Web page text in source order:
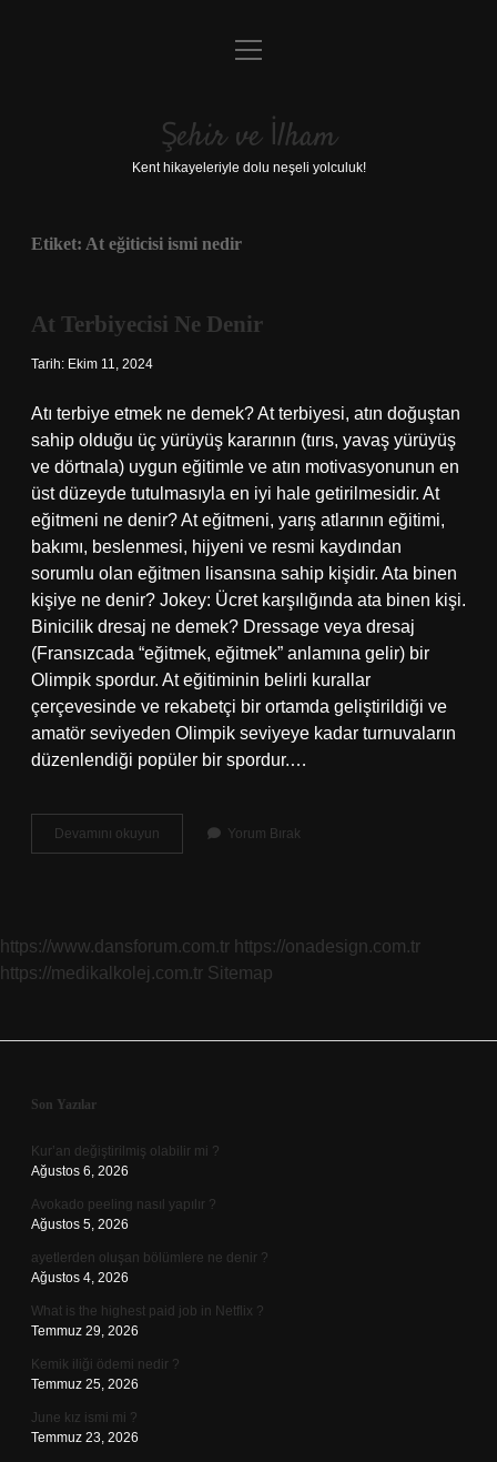
Anasayfa
Yasal Uyarı
menüyü
Şehir ve İlham
Kent hikayeleriyle dolu neşeli yolculuk!
Etiket: At eğiticisi ismi nedir
At Terbiyecisi Ne Denir
Tarih: Ekim 11, 2024
Atı terbiye etmek ne demek? At terbiyesi, atın doğuştan
sahip olduğu üç yürüyüş kararının (tırıs, yavaş yürüyüş
ve dörtnala) uygun eğitimle ve atın motivasyonunun en
üst düzeyde tutulmasıyla en iyi hale getirilmesidir. At
eğitmeni ne denir? At eğitmeni, yarış atlarının eğitimi,
bakımı, beslenmesi, hijyeni ve resmi kaydından
sorumlu olan eğitmen lisansına sahip kişidir. Ata binen
kişiye ne denir? Jokey: Ücret karşılığında ata binen kişi.
Binicilik dresaj ne demek? Dressage veya dresaj
(Fransızcada “eğitmek, eğitmek” anlamına gelir) bir
Olimpik spordur. At eğitiminin belirli kurallar
çerçevesinde ve rekabetçi bir ortamda geliştirildiği ve
amatör seviyeden Olimpik seviyeye kadar turnuvaların
düzenlendiği popüler bir spordur.…
Devamını okuyun
Terbiyecisi
Yorum Bırak
https://www.dansforum.com.tr https://onadesign.com.tr
https://medikalkolej.com.tr Sitemap
Sidebar
Son Yazılar
Kur’an değiştirilmiş olabilir mi ?
Ağustos 6, 2026
Avokado peeling nasıl yapılır ?
Ağustos 5, 2026
ayetlerden oluşan bölümlere ne denir ?
Ağustos 4, 2026
What is the highest paid job in Netflix ?
Temmuz 29, 2026
Kemik iliği ödemi nedir ?
Temmuz 25, 2026
June kız ismi mi ?
Temmuz 23, 2026